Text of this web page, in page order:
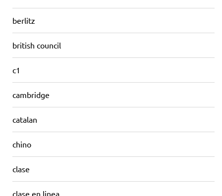
berlitz
british council
c1
cambridge
catalan
chino
clase
clase en linea